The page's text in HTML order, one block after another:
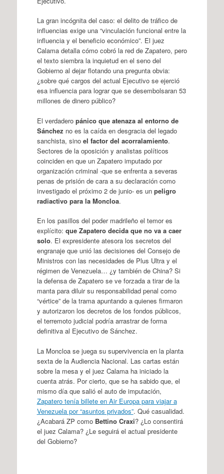
La gran incógnita del caso: el delito de tráfico de
influencias exige una “vinculación funcional entre la
influencia y el beneficio económico”. El juez
Calama detalla cómo cobró la red de Zapatero, pero
el texto siembra la inquietud en el seno del
Gobierno al dejar flotando una pregunta obvia:
¿sobre qué cargos del actual Ejecutivo se ejerció
esa influencia para lograr que se desembolsaran 53
millones de dinero público?
El verdadero pánico que atenaza al entorno de
Sánchez no es la caída en desgracia del legado
sanchista, sino el factor del acorralamiento.
Sectores de la oposición y analistas políticos
coinciden en que un Zapatero imputado por
organización criminal -que se enfrenta a severas
penas de prisión de cara a su declaración como
investigado el próximo 2 de junio- es un peligro
radiactivo para la Moncloa.
En los pasillos del poder madrileño el temor es
explícito: que Zapatero decida que no va a caer
solo. El expresidente atesora los secretos del
engranaje que unió las decisiones del Consejo de
Ministros con las necesidades de Plus Ultra y el
régimen de Venezuela… ¿y también de China? Si
la defensa de Zapatero se ve forzada a tirar de la
manta para diluir su responsabilidad penal como
“vértice” de la trama apuntando a quienes firmaron
y autorizaron los decretos de los fondos públicos,
el terremoto judicial podría arrastrar de forma
definitiva al Ejecutivo de Sánchez.
La Moncloa se juega su supervivencia en la planta
sexta de la Audiencia Nacional. Las cartas están
sobre la mesa y el juez Calama ha iniciado la
cuenta atrás. Por cierto, que se ha sabido que, el
mismo día que salió el auto de imputación,
Zapatero tenía billete en Air Europa para viajar a
Venezuela por “asuntos privados”. Qué casualidad.
¿Acabará ZP como Bettino Craxi? ¿Lo consentirá
el juez Calama? ¿Le seguirá el actual presidente
del Gobierno?